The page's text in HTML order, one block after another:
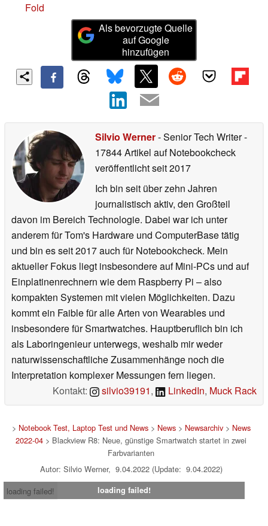
Fold
Als bevorzugte Quelle
auf Google
hinzufügen
Silvio Werner- Senior Tech Writer-
17844 Artikel auf Notebookcheck
veröffentlichtseit 2017
Ich bin seit über zehn Jahren
journalistisch aktiv, den Großteil
davon im Bereich Technologie. Dabei war ich unter
anderem für Tom's Hardware und ComputerBase tätig
und bin es seit 2017 auch für Notebookcheck. Mein
aktueller Fokus liegt insbesondere auf Mini-PCs und auf
Einplatinenrechnern wie dem Raspberry Pi – also
kompakten Systemen mit vielen Möglichkeiten. Dazu
kommt ein Faible für alle Arten von Wearables und
insbesondere für Smartwatches. Hauptberuflich bin ich
als Laboringenieur unterwegs, weshalb mir weder
naturwissenschaftliche Zusammenhänge noch die
Interpretation komplexer Messungen fern liegen.
Kontakt:
silvio39191, LinkedIn, Muck Rack
> Notebook Test, Laptop Test und News> News> Newsarchiv> News
2022-04 > Blackview R8: Neue, günstige Smartwatch startet in zwei
Farbvarianten
Autor: Silvio Werner, 9.04.2022 (Update: 9.04.2022)
loading failed!
loading failed!